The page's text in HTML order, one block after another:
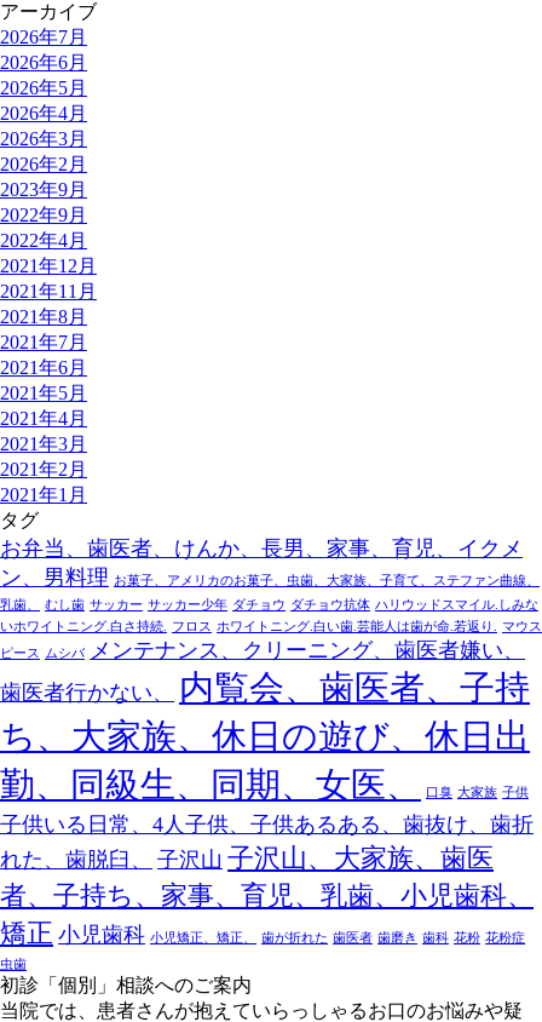
アーカイブ
2026年7月
2026年6月
2026年5月
2026年4月
2026年3月
2026年2月
2023年9月
2022年9月
2022年4月
2021年12月
2021年11月
2021年8月
2021年7月
2021年6月
2021年5月
2021年4月
2021年3月
2021年2月
2021年1月
タグ
お弁当、歯医者、けんか、長男、家事、育児、イクメ
ン、男料理 お菓子、アメリカのお菓子、虫歯、大家族、子育て、ステファン曲線、
乳歯、
むし歯 サッカー サッカー少年 ダチョウ ダチョウ抗体 ハリウッドスマイル.しみな
いホワイトニング.白さ持続.
フロス ホワイトニング.白い歯.芸能人は歯が命.若返り.
マウス
ピース
ムシバ メンテナンス、クリーニング、歯医者嫌い、
歯医者行かない、
内覧会、歯医者、子持
ち、大家族、休日の遊び、休日出
勤、同級生、同期、女医、
口臭 大家族 子供
子供いる日常、4人子供、子供あるある、歯抜け、歯折
れた、歯脱臼、
子沢山 子沢山、大家族、歯医
者、子持ち、家事、育児、乳歯、小児歯科、
矯正 小児歯科 小児矯正、矯正、 歯が折れた 歯医者 歯磨き 歯科 花粉 花粉症
虫歯
初診「個別」相談へのご案内
当院では、患者さんが抱えていらっしゃるお口のお悩みや疑